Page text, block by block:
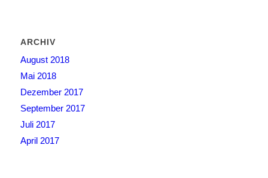
ARCHIV
August 2018
Mai 2018
Dezember 2017
September 2017
Juli 2017
April 2017